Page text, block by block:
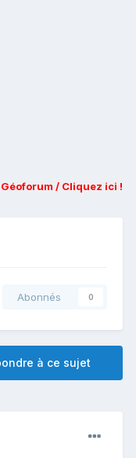
/ Cliquez ici !
Abonnés 0
à ce sujet